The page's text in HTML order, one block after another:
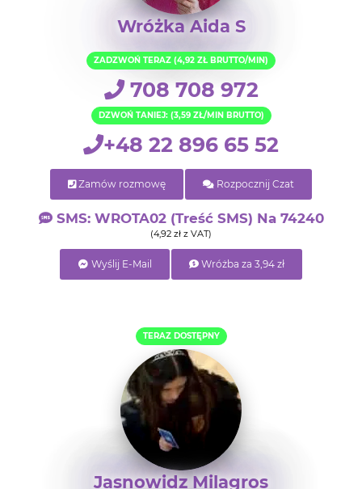
Wróżka Aida S
ZADZWOŃ TERAZ (4,92 ZŁ BRUTTO/MIN)
708 708 972
DZWOŃ TANIEJ: (3,59 ZŁ/MIN BRUTTO)
+48 22 896 65 52
Zamów rozmowę Rozpocznij Czat
SMS: WROTA02 (treść SMS) Na 74240
(4,92 zł z VAT)
Wyślij E-Mail Wróżba za 3,94 zł
TERAZ DOSTĘPNY
Jasnowidz Milagros